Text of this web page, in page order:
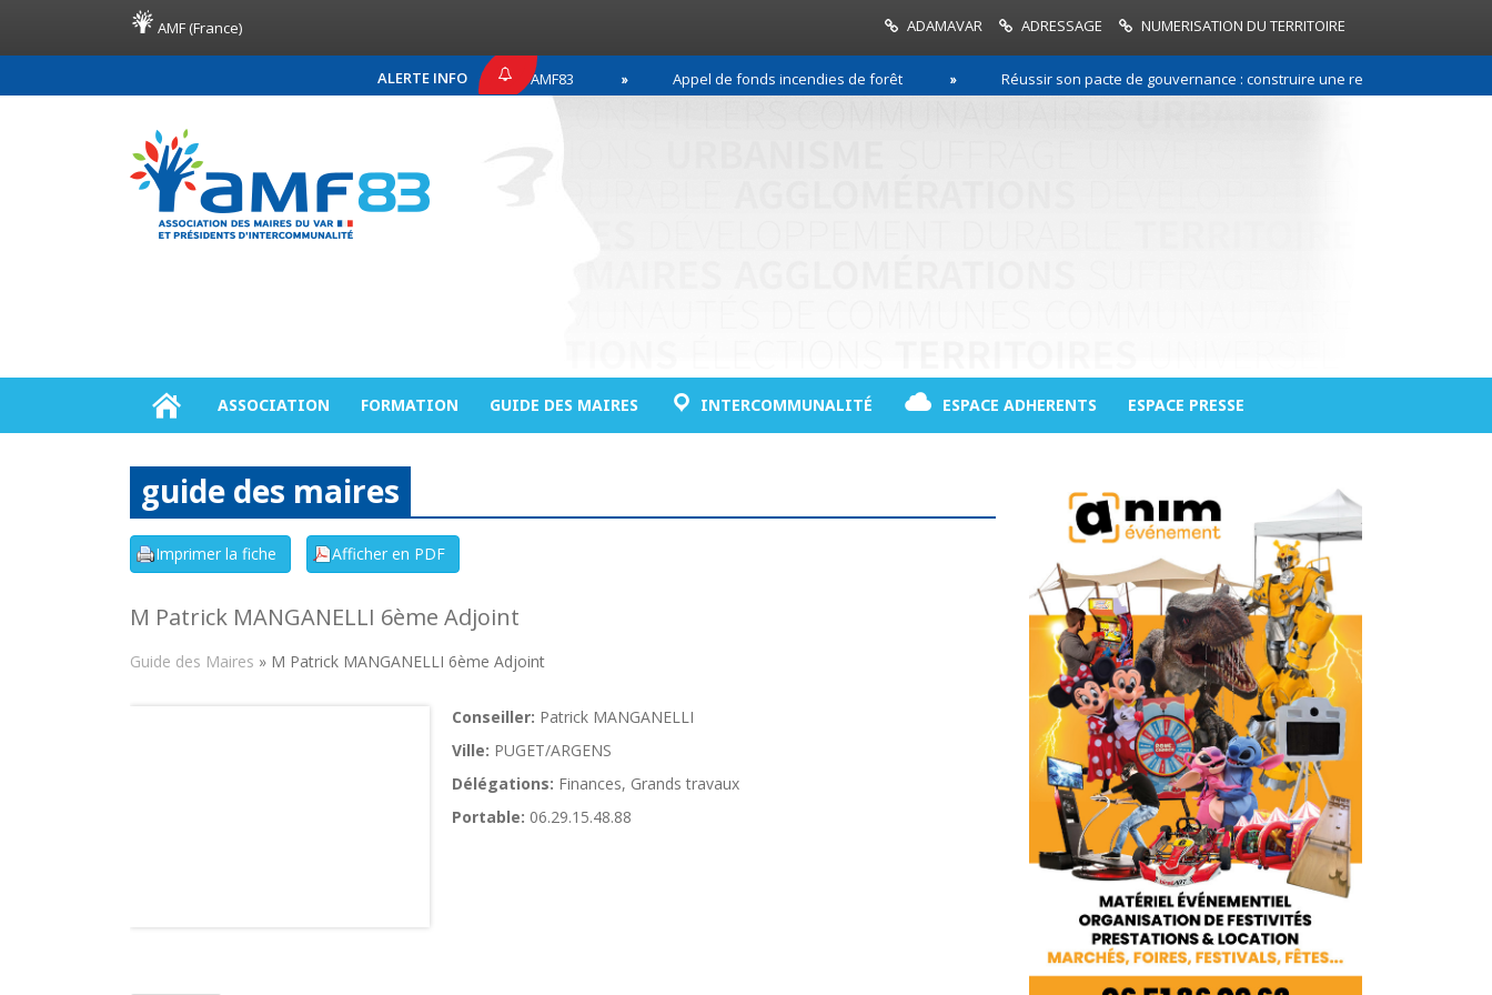
AMF (France) ADAMAVAR ADRESSAGE NUMERISATION DU TERRITOIRE
ALERTE INFO
COMMUNIQUÉ DE PRESSE AMF83 Appel de fonds incendies de forêt Réussir son pacte de gouvernance : construire une relation de confiance entre
ASSOCIATION FORMATION GUIDE DES MAIRES INTERCOMMUNALITÉ ESPACE ADHERENTS ESPACE PRESSE
guide des maires
M Patrick MANGANELLI 6ème Adjoint
Guide des Maires » M Patrick MANGANELLI 6ème Adjoint
Conseiller: Patrick MANGANELLI
Ville: PUGET/ARGENS
Délégations: Finances, Grands travaux
Portable: 06.29.15.48.88